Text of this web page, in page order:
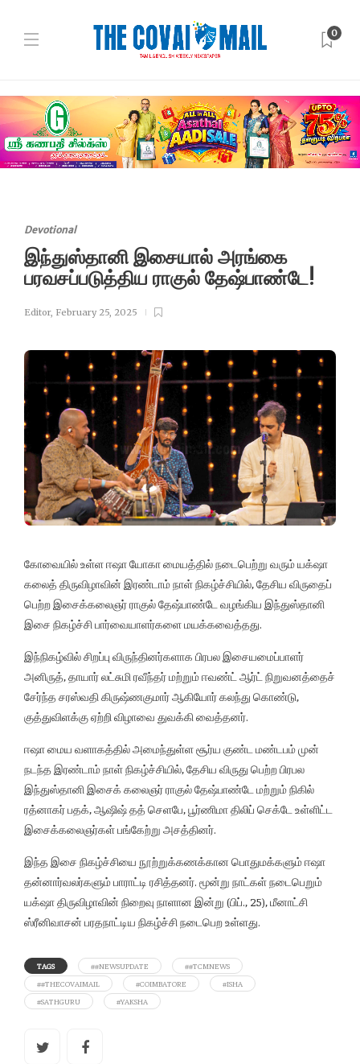
0
Devotional
இந்துஸ்தானி இசையால் அரங்கை
பரவசப்படுத்திய ராகுல் தேஷ்பாண்டே!
Editor, February 25, 2025
கோவையில் உள்ள ஈஷா யோகா மையத்தில் நடைபெற்று வரும் யக்‌ஷா
கலைத் திருவிழாவின் இரண்டாம் நாள் நிகழ்ச்சியில், தேசிய விருதைப்
பெற்ற இசைக்கலைஞர் ராகுல் தேஷ்பாண்டே வழங்கிய இந்துஸ்தானி
இசை நிகழ்ச்சி பார்வையாளர்களை மயக்கவைத்தது.
இந்நிகழ்வில் சிறப்பு விருந்தினர்களாக பிரபல இசையமைப்பாளர்
அனிருத், தாயார் லட்சுமி ரவீந்தர் மற்றும் ஈவண்ட் ஆர்ட் நிறுவனத்தைச்
சேர்ந்த சரஸ்வதி கிருஷ்ணகுமார் ஆகியோர் கலந்து கொண்டு,
குத்துவிளக்கு ஏற்றி விழாவை துவக்கி வைத்தனர்.
ஈஷா மைய வளாகத்தில் அமைந்துள்ள சூர்ய குண்ட மண்டபம் முன்
நடந்த இரண்டாம் நாள் நிகழ்ச்சியில், தேசிய விருது பெற்ற பிரபல
இந்துஸ்தானி இசைக் கலைஞர் ராகுல் தேஷ்பாண்டே மற்றும் நிகில்
ரத்னாகர் பதக், ஆஷிஷ் தத் செளபே, பூர்ணிமா திலிப் செக்டே உள்ளிட்ட
இசைக்கலைஞர்கள் பங்கேற்று அசத்தினர்.
இந்த இசை நிகழ்ச்சியை நூற்றுக்கணக்கான பொதுமக்களும் ஈஷா
தன்னார்வலர்களும் பாராட்டி ரசித்தனர். மூன்று நாட்கள் நடைபெறும்
யக்‌ஷா திருவிழாவின் நிறைவு நாளான இன்று (பிப்., 25), மீனாட்சி
ஸ்ரீனிவாசன் பரதநாட்டிய நிகழ்ச்சி நடைபெற உள்ளது.
TAGS ##NEWSUPDATE
##TCMNEWS
##THECOVAIMAIL
#COIMBATORE
#ISHA
#SATHGURU
#YAKSHA